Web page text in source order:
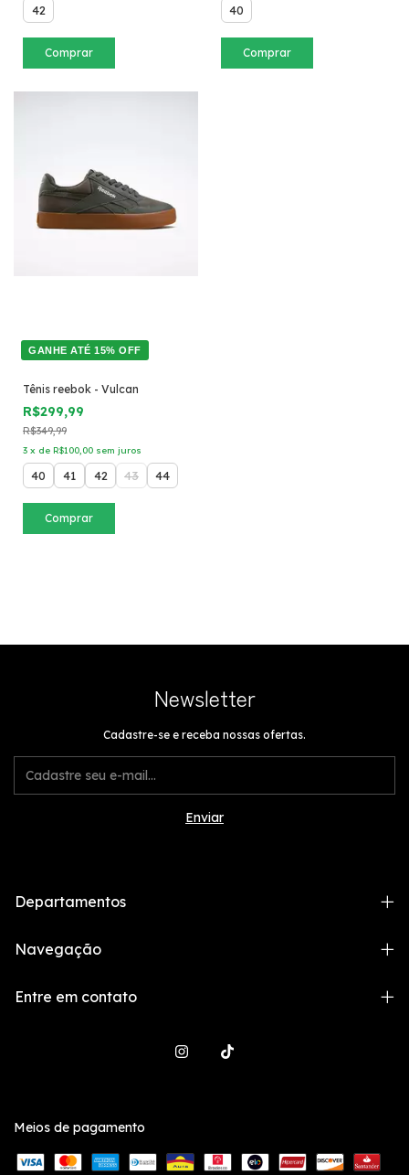
42
Comprar
40
Comprar
GANHE ATÉ 15% OFF
Tênis reebok - Vulcan
R$299,99
R$349,99
3 x de R$100,00 sem juros
40 41 42 43 44
Comprar
Newsletter
Cadastre-se e receba nossas ofertas.
Departamentos
Navegação
Entre em contato
Meios de pagamento